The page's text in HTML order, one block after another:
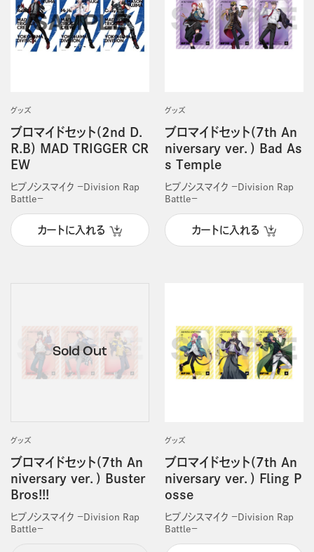
グッズ
ブロマイドセット(2nd D.
R.B) MAD TRIGGER CR
EW
ヒプノシスマイク －Division Rap
Battle－
カートに入れる
グッズ
ブロマイドセット(7th An
niversary ver．) Bad As
s Temple
ヒプノシスマイク －Division Rap
Battle－
カートに入れる
グッズ
ブロマイドセット(7th An
niversary ver．) Buster
Bros!!!
ヒプノシスマイク －Division Rap
Battle－
グッズ
ブロマイドセット(7th An
niversary ver．) Fling P
osse
ヒプノシスマイク －Division Rap
Battle－